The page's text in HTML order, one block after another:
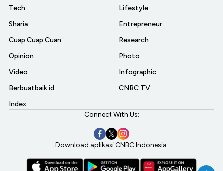
Tech
Sharia
Cuap Cuap Cuan
Opinion
Video
Berbuatbaik.id
Index
Lifestyle
Entrepreneur
Research
Photo
Infographic
CNBC TV
Connect With Us:
Download aplikasi CNBC Indonesia: